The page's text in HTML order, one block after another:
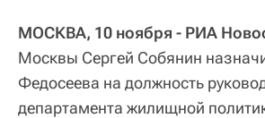
МОСКВА, 10 ноября - РИА
Москвы Сергей Собянин
Федосеева на должность
департамента жилищной